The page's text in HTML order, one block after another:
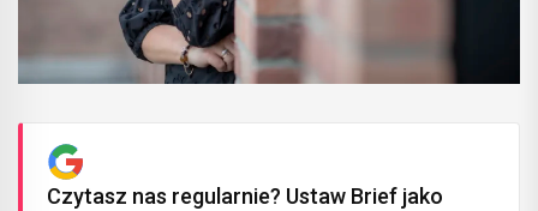
Czytasz nas regularnie? Ustaw Brief jako